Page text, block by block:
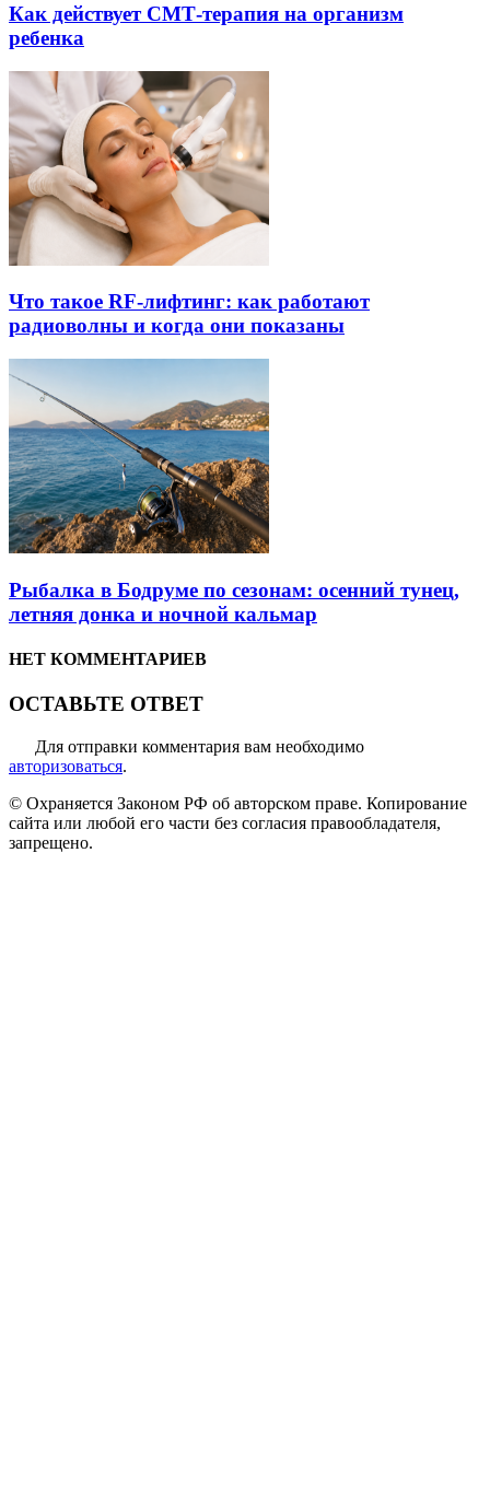
Как действует СМТ-терапия на организм
ребенка
Что такое RF-лифтинг: как работают
радиоволны и когда они показаны
Рыбалка в Бодруме по сезонам: осенний тунец,
летняя донка и ночной кальмар
НЕТ КОММЕНТАРИЕВ
ОСТАВЬТЕ ОТВЕТ
Для отправки комментария вам необходимо
авторизоваться.
© Охраняется Законом РФ об авторском праве. Копирование
сайта или любой его части без согласия правообладателя,
запрещено.